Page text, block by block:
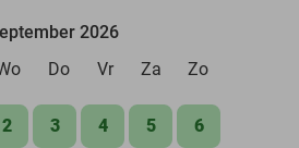
2026
Do Vr Za Zo
2 3 4 5 6